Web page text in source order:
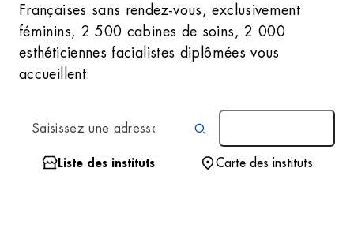
Françaises sans rendez-vous, exclusivement
féminins, 2 500 cabines de soins, 2 000
esthéticiennes facialistes diplômées vous
accueillent.
Liste des instituts Carte des instituts